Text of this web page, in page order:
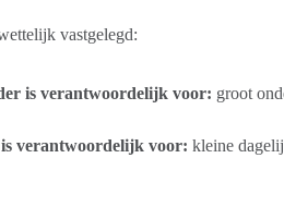
vastgelegd:
is verantwoordelijk voor: groot
verantwoordelijk voor: kleine